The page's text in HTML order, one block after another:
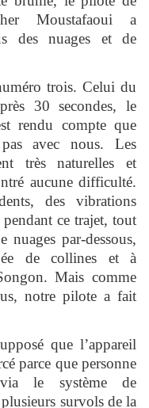
Moustafaoui a
des nuages et de
trois. Celui du
30 secondes, le
rendu compte que
pas avec nous. Les
très naturelles et
aucune difficulté.
des vibrations
ce trajet, tout
par-dessous,
de collines et à
Mais comme
notre pilote a fait
que l’appareil
parce que personne
le système de
survols de la